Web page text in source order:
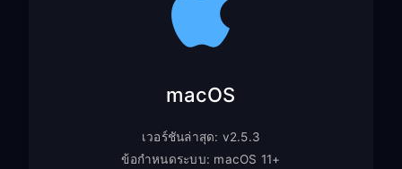
macOS
เวอร์ชันล่าสุด: v2.5.3
ข้อกำหนดระบบ: macOS 11+